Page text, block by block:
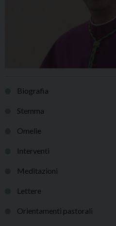
Biografia
Stemma
Omelie
Interventi
Meditazioni
Lettere
Orientamenti pastorali